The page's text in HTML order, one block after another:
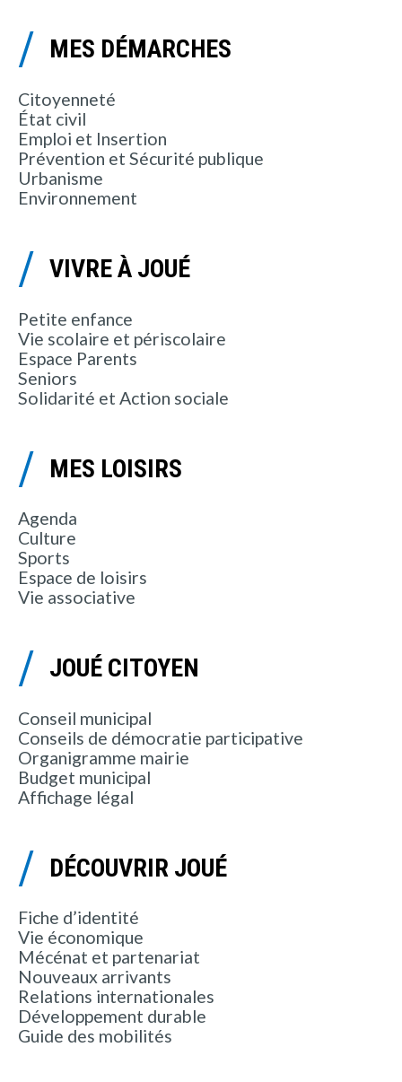
MES DÉMARCHES
Citoyenneté
État civil
Emploi et Insertion
Prévention et Sécurité publique
Urbanisme
Environnement
VIVRE À JOUÉ
Petite enfance
Vie scolaire et périscolaire
Espace Parents
Seniors
Solidarité et Action sociale
MES LOISIRS
Agenda
Culture
Sports
Espace de loisirs
Vie associative
JOUÉ CITOYEN
Conseil municipal
Conseils de démocratie participative
Organigramme mairie
Budget municipal
Affichage légal
DÉCOUVRIR JOUÉ
Fiche d’identité
Vie économique
Mécénat et partenariat
Nouveaux arrivants
Relations internationales
Développement durable
Guide des mobilités